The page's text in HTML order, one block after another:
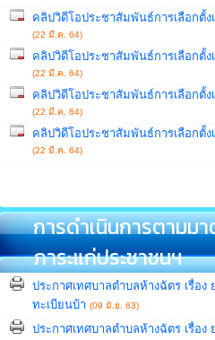
คลิปวิดีโอประชาสัมพันธ์การเลือกตั้
(22 มี.ค. 64)
คลิปวิดีโอประชาสัมพันธ์การเลือกตั้
(22 มี.ค. 64)
คลิปวิดีโอประชาสัมพันธ์การเลือกตั้
(22 มี.ค. 64)
คลิปวิดีโอประชาสัมพันธ์การเลือกตั้
(22 มี.ค. 64)
การดำเนินการตามม
ภาระแก่ประชาชนฯ
ประกาศเทศบาลตำบลห้างฉัตร เรื่อง
ทะเบียนบ้า (09 มิ.ย. 63)
ประกาศเทศบาลตำบลห้างฉัตร เรื่อง